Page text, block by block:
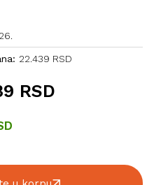
22.439 RSD
RSD